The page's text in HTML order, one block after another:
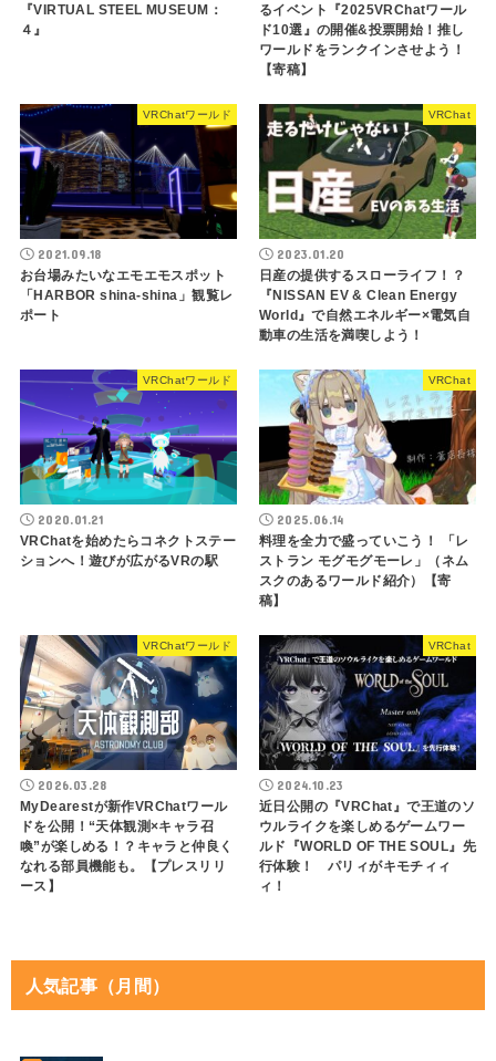
『VIRTUAL STEEL MUSEUM：
４』
るイベント『2025VRChatワール
ド10選』の開催&投票開始！推し
ワールドをランクインさせよう！
【寄稿】
VRChatワールド
2021.09.18
お台場みたいなエモエモスポット
「HARBOR shina-shina」観覧レ
ポート
VRChat
2023.01.20
日産の提供するスローライフ！？
『NISSAN EV & Clean Energy
World』で自然エネルギー×電気自
動車の生活を満喫しよう！
VRChatワールド
2020.01.21
VRChatを始めたらコネクトステー
ションへ！遊びが広がるVRの駅
VRChat
2025.06.14
料理を全力で盛っていこう！ 「レ
ストラン モグモグモーレ」（ネム
スクのあるワールド紹介）【寄
稿】
VRChatワールド
2026.03.28
MyDearestが新作VRChatワール
ドを公開！“天体観測×キャラ召
喚”が楽しめる！？キャラと仲良く
なれる部員機能も。【プレスリリ
ース】
VRChat
2024.10.23
近日公開の『VRChat』で王道のソ
ウルライクを楽しめるゲームワー
ルド『WORLD OF THE SOUL』先
行体験！ パリィがキモチィィ
ィ！
人気記事（月間）